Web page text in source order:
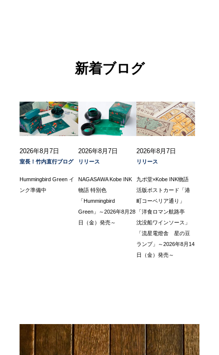
新着ブログ
2026年8月7日
室長！竹内直行ブログ
Hummingbird Green イ
ンク準備中
2026年8月7日
リリース
NAGASAWA Kobe INK
物語 特別色
「Hummingbird
Green」～2026年8月28
日（金）発売～
2026年8月7日
リリース
九ポ堂×Kobe INK物語
活版ポストカード「港
町コーベリア通り」
「洋食ロマン航路亭
沈没船ワインソース」
「流星電燈舎 星の豆
ランプ」～2026年8月14
日（金）発売～